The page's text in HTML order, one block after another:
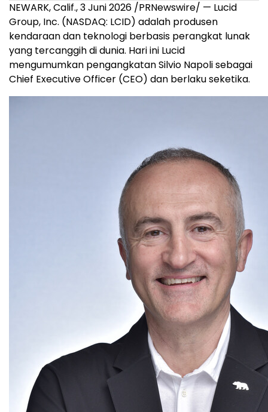
NEWARK, Calif.,3 Juni 2026 /PRNewswire/ — Lucid
Group, Inc. (NASDAQ: LCID) adalah produsen
kendaraan dan teknologi berbasis perangkat lunak
yang tercanggih di dunia. Hari ini Lucid
mengumumkan pengangkatan Silvio Napoli sebagai
Chief Executive Officer (CEO) dan berlaku seketika.